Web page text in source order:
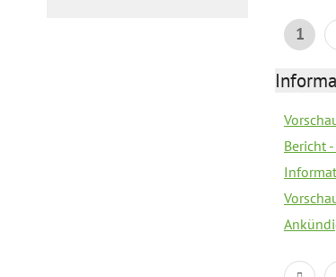
1
Bericht